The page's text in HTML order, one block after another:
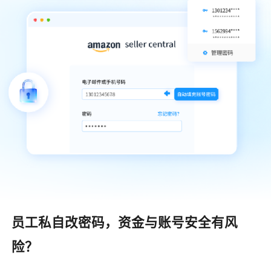
员工私自改密码，资金与账号安全有风
险？